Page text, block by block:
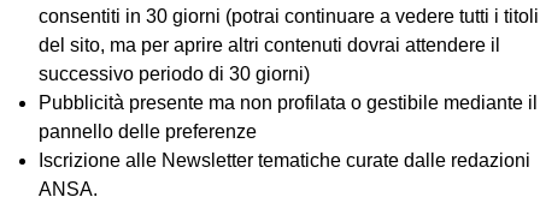
consentiti in 30 giorni (potrai continuare a vedere tutti i titoli
del sito, ma per aprire altri contenuti dovrai attendere il
successivo periodo di 30 giorni)
Pubblicità presente ma non profilata o gestibile mediante il
pannello delle preferenze
Iscrizione alle Newsletter tematiche curate dalle redazioni
ANSA.